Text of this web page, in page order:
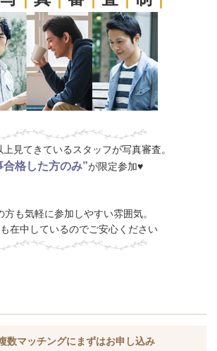
見てきているスタッフが写真審査。
合格した方のみ”が限定参加♥
方も気軽に参加しやすい雰囲気。
在中しているのでご安心ください
数マッチングにまずはお申し込み